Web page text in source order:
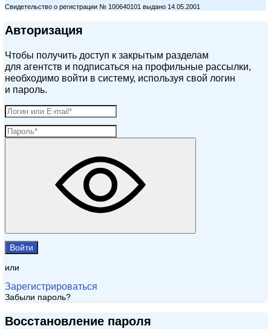
Свидетельство о регистрации № 100640101 выдано 14.05.2001
Авторизация
Чтобы получить доступ к закрытым разделам
для агентств и подписаться на профильные рассылки,
необходимо войти в систему, используя свой логин
и пароль.
Войти
или
Зарегистрироваться
Забыли пароль?
Восстановление пароля